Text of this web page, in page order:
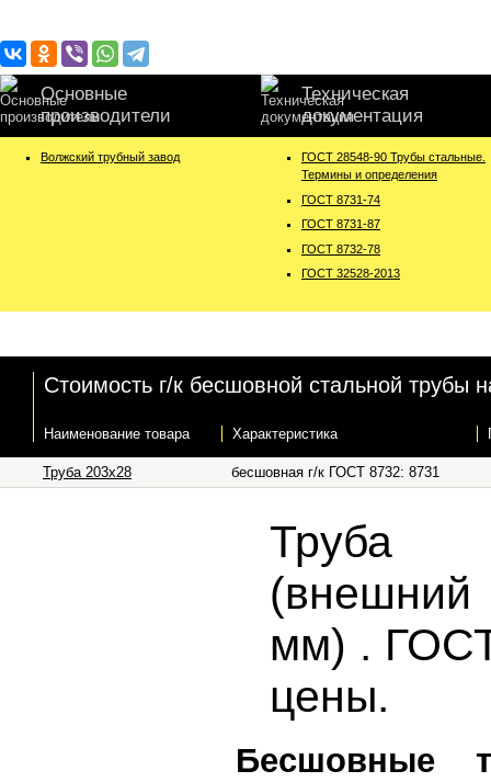
Основные
производители
Техническая
документация
Волжский трубный завод
ГОСТ 28548-90 Трубы стальные.
Термины и определения
ГОСТ 8731-74
ГОСТ 8731-87
ГОСТ 8732-78
ГОСТ 32528-2013
Стоимость г/к бесшовной стальной трубы
Наименование товара Характеристика
Труба 203х28 бесшовная г/к ГОСТ 8732: 8731
Труба
мм) .
цены.
Бесшовные